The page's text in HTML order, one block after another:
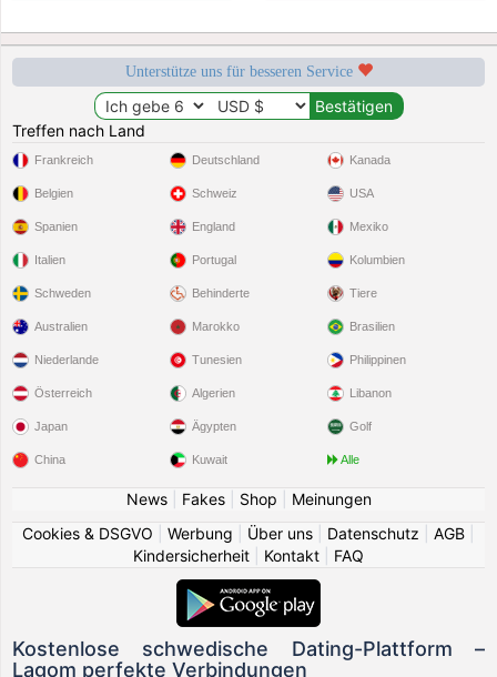
Unterstütze uns für besseren Service
Treffen nach Land
Frankreich
Belgien
Spanien
Italien
Schweden
Deutschland
Schweiz
England
Portugal
Behinderte
Kanada
USA
Mexiko
Kolumbien
Tiere
Australien
Niederlande
Österreich
Japan
China
Marokko
Tunesien
Algerien
Ägypten
Kuwait
Brasilien
Philippinen
Libanon
Golf
Alle
News| Fakes| Shop
Meinungen
Cookies & DSGVO
Werbung Über uns Datenschutz AGB
Kindersicherheit
Kontakt FAQ
Kostenlose schwedische Dating-Plattform –
Lagom perfekte Verbindungen